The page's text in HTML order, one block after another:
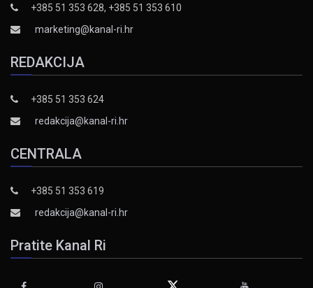
+385 51 353 628, +385 51 353 610
marketing@kanal-ri.hr
REDAKCIJA
+385 51 353 624
redakcija@kanal-ri.hr
CENTRALA
+385 51 353 619
redakcija@kanal-ri.hr
Pratite Kanal Ri